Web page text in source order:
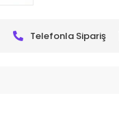
Telefonla Sipariş